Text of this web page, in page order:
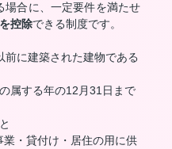
場合に、一定要件を満たせ
控除できる制度です。
に建築された建物である
属する年の12月31日まで
・貸付け・居住の用に供